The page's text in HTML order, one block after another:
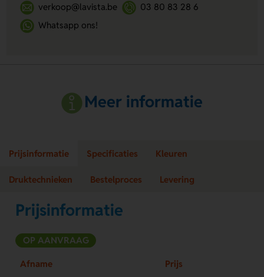
verkoop@lavista.be
03 80 83 28 6
Whatsapp ons!
Meer informatie
Prijsinformatie Specificaties Kleuren
Druktechnieken Bestelproces Levering
Prijsinformatie
OP AANVRAAG
Afname
Prijs